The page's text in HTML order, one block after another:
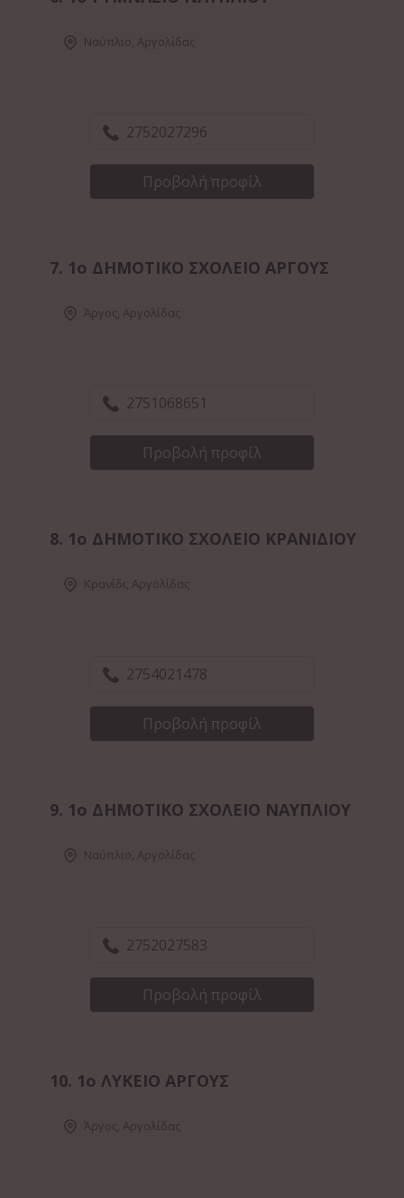
Ναύπλιο, Αργολίδας
2752027296
Προβολή προφίλ
7. 1ο ΔΗΜΟΤΙΚΟ ΣΧΟΛΕΙΟ ΑΡΓΟΥΣ
Άργος, Αργολίδας
2751068651
Προβολή προφίλ
8. 1ο ΔΗΜΟΤΙΚΟ ΣΧΟΛΕΙΟ ΚΡΑΝΙΔΙΟΥ
Κρανίδι, Αργολίδας
2754021478
Προβολή προφίλ
9. 1ο ΔΗΜΟΤΙΚΟ ΣΧΟΛΕΙΟ ΝΑΥΠΛΙΟΥ
Ναύπλιο, Αργολίδας
2752027583
Προβολή προφίλ
10. 1ο ΛΥΚΕΙΟ ΑΡΓΟΥΣ
Άργος, Αργολίδας